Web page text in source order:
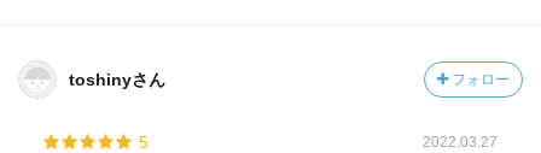
toshinyさん フォロー
5 2022.03.27